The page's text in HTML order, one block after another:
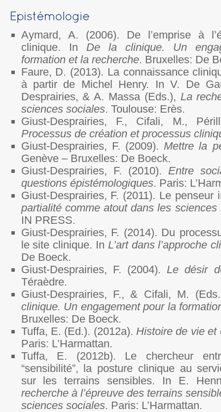
Aymard, A. (2006). De l’emprise à
clinique. In De la clinique. Un
formation et la recherche. Bruxelles: De
Faure, D. (2013). La connaissance
à partir de Michel Henry. In V. De
Desprairies, & A. Massa (Eds.), La
sciences sociales. Toulouse: Erès.
Giust-Desprairies, F., Cifali, M.,
Processus de création et processus
Giust-Desprairies, F. (2009).Mettre la
Genève – Bruxelles: De Boeck.
Giust-Desprairies, F. (2010). Entre
questions épistémologiques. Paris:
Giust-Desprairies, F. (2011). Le
partialité comme atout dans les sciences
IN PRESS.
Giust-Desprairies, F. (2014). Du
le site clinique. In L’art dans l’approche
De Boeck.
Giust-Desprairies, F. (2004).Le désir
Téraèdre.
Giust-Desprairies, F., & Cifali, M.
clinique. Un engagement pour la
Bruxelles: De Boeck.
Tuffa, E. (Ed.). (2012a).Histoire de vie et
Paris: L’Harmattan.
Tuffa, E. (2012b). Le chercheur
“sensibilité”, la posture clinique au
sur les terrains sensibles. In E.
recherche à l’épreuve des terrains
sciences sociales. Paris: L’Harmattan.